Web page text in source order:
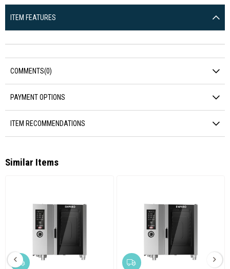
ITEM FEATURES
COMMENTS(0)
PAYMENT OPTIONS
ITEM RECOMMENDATIONS
Similar Items